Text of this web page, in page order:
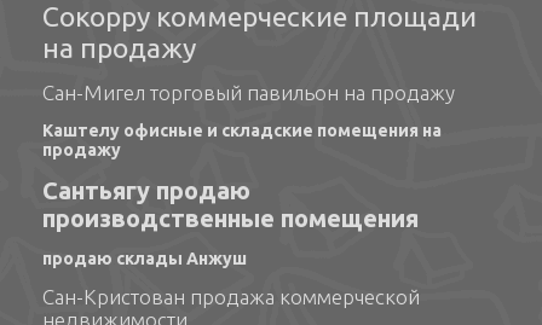
Сокорру коммерческие площади
на продажу
Сан-Мигел торговый павильон на продажу
Каштелу офисные и складские помещения на
продажу
Сантьягу продаю
производственные помещения
продаю склады Анжуш
Сан-Кристован продажа коммерческой
недвижимости